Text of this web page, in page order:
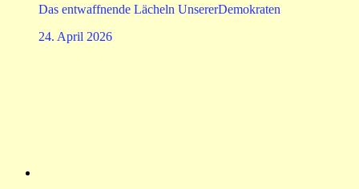
Das entwaffnende Lächeln UnsererDemokraten
24. April 2026